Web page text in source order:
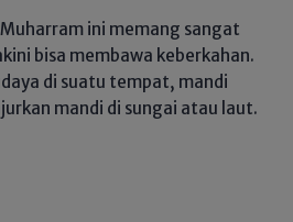
ini memang sangat
bisa membawa keberkahan.
di suatu tempat, mandi
mandi di sungai atau laut.